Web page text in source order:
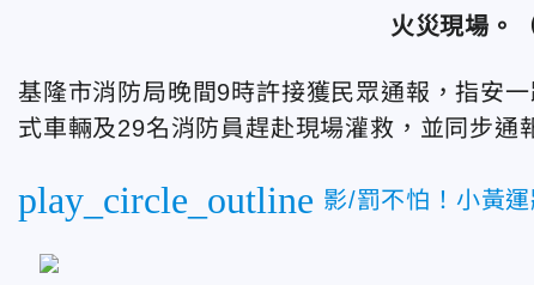
火災現場。
基 隆市消防局晚間9時許接獲民眾通報，指安
式車輛及29名消防員趕赴現場灌救，並同步通
play_circle_outline 影/罰不怕！小黃